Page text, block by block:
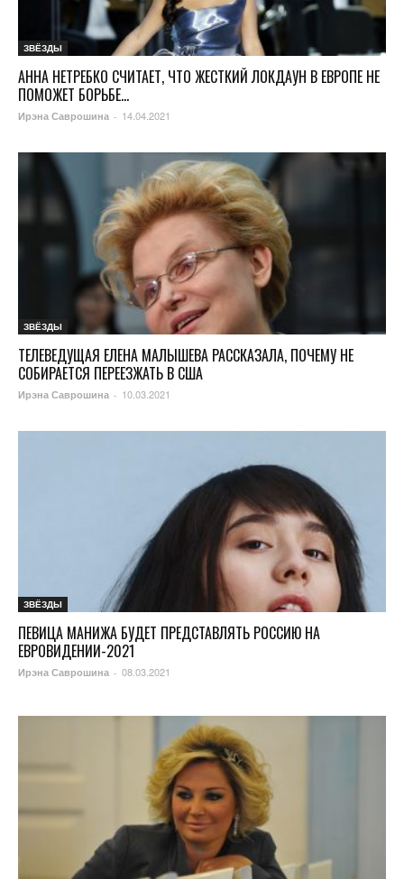
ЗВЁЗДЫ
АННА НЕТРЕБКО СЧИТАЕТ, ЧТО ЖЕСТКИЙ ЛОКДАУН В ЕВРОПЕ НЕ
ПОМОЖЕТ БОРЬБЕ...
Ирэна Саврошина - 14.04.2021
ЗВЁЗДЫ
ТЕЛЕВЕДУЩАЯ ЕЛЕНА МАЛЫШЕВА РАССКАЗАЛА, ПОЧЕМУ НЕ
СОБИРАЕТСЯ ПЕРЕЕЗЖАТЬ В США
Ирэна Саврошина - 10.03.2021
ЗВЁЗДЫ
ПЕВИЦА МАНИЖА БУДЕТ ПРЕДСТАВЛЯТЬ РОССИЮ НА
ЕВРОВИДЕНИИ-2021
Ирэна Саврошина - 08.03.2021